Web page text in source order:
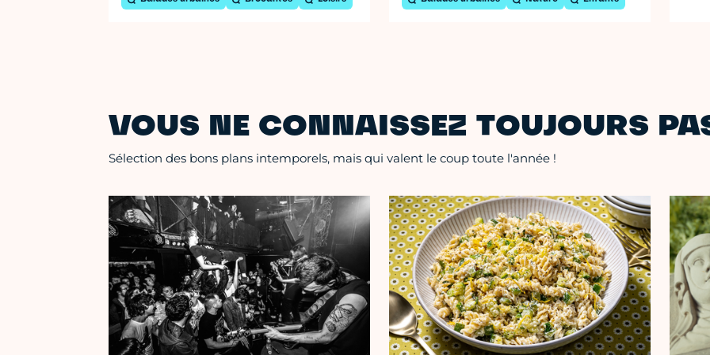
VOUS NE CONNAISSEZ TOUJOURS
Sélection des bons plans intemporels, mais qui valent le coup toute l'année !